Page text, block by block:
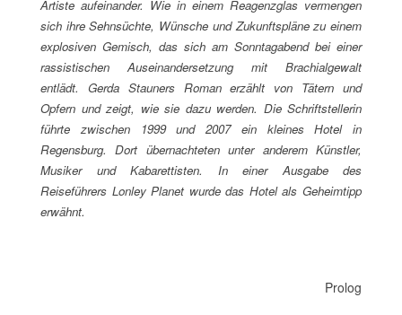
Artiste aufeinander. Wie in einem Reagenzglas vermengen
sich ihre Sehnsüchte, Wünsche und Zukunftspläne zu einem
explosiven Gemisch, das sich am Sonntagabend bei einer
rassistischen Auseinandersetzung mit Brachialgewalt
entlädt.
Gerda Stauners Roman erzählt von Tätern und
Opfern und zeigt, wie sie dazu werden. Die Schriftstellerin
führte zwischen 1999 und 2007 ein kleines Hotel in
Regensburg. Dort übernachteten unter anderem Künstler,
Musiker und Kabarettisten. In einer Ausgabe des
Reiseführers Lonley Planet wurde das Hotel als Geheimtipp
erwähnt.
Prolog